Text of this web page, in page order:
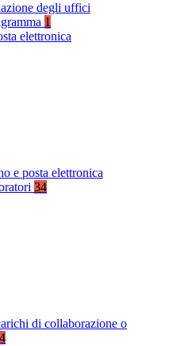
degli uffici
1
elettronica
e posta elettronica
34
di collaborazione o